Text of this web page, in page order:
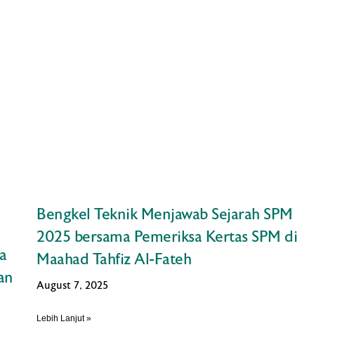
Bengkel Teknik Menjawab Sejarah SPM
2025 bersama Pemeriksa Kertas SPM di
Maahad Tahfiz Al-Fateh
August 7, 2025
Lebih Lanjut »